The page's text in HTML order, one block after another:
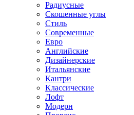
Радиусные
Скошенные углы
Стиль
Современные
Евро
Английские
Дизайнерские
Итальянские
Кантри
Классические
Лофт
Модерн